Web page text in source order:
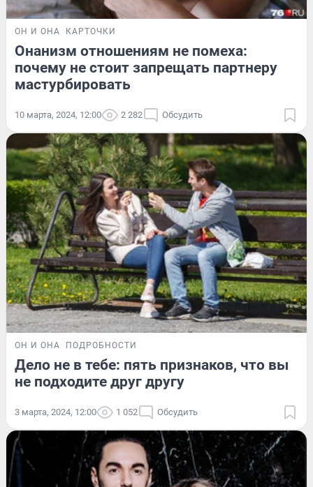
ОН И ОНА КАРТОЧКИ
Онанизм отношениям не помеха:
почему не стоит запрещать партнеру
мастурбировать
10 марта, 2024, 12:00 2 282 Обсудить
ОН И ОНА ПОДРОБНОСТИ
Дело не в тебе: пять признаков, что вы
не подходите друг другу
3 марта, 2024, 12:00 1 052 Обсудить